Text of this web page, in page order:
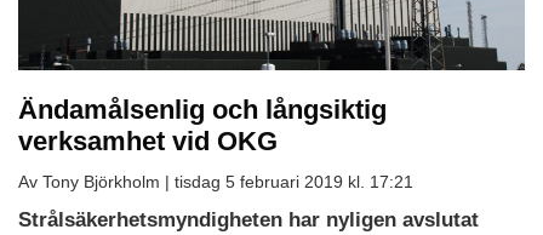
Ändamålsenlig och långsiktig
verksamhet vid OKG
Av Tony Björkholm | tisdag 5 februari 2019 kl. 17:21
Strålsäkerhetsmyndigheten har nyligen avslutat